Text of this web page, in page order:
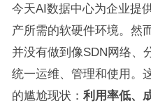
今天AI数据中心为企业提
产所需的软硬件环境。然
并没有做到像SDN网络、
统一运维、管理和使用。
的尴尬现状： 利用率低、